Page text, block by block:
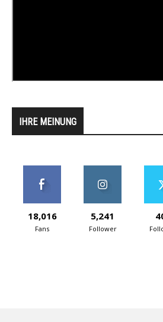
IHRE MEINUNG
18,016
Fans
5,241
Follower